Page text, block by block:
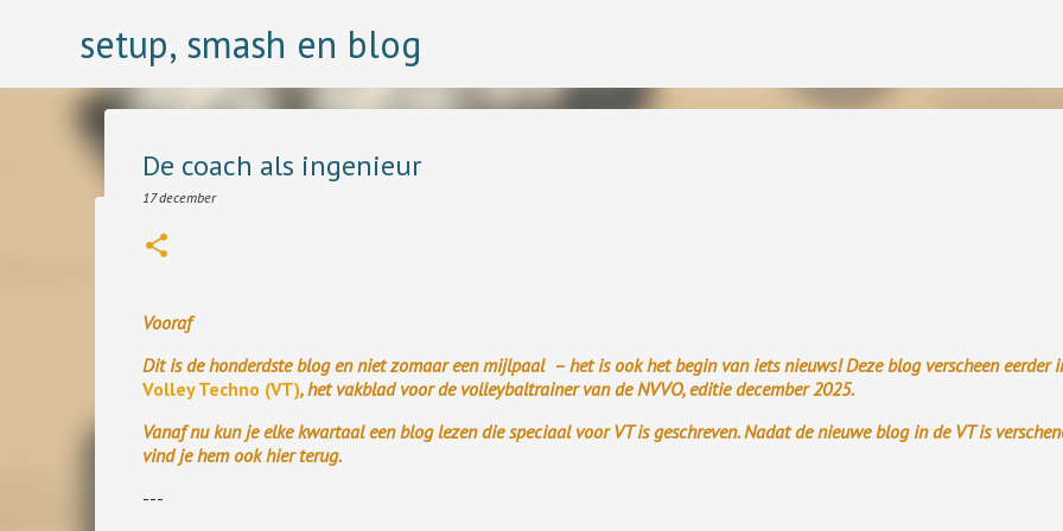
setup, smash en blog
Wij winnen, zij verliezen
Ooit bestudeerde ik psychologie en één van de mooist klinkende theorieën vond ik de fundamentele attributiefout . Dat klinkt alsof
een theorie dat scheidsrechters altijd fundamenteel de fout in gaan, maar het staat voor iets heel anders.
0
De coach als ingenieur
17 december
Vooraf
Dit is de honderdste blog en niet zomaar een mijlpaal – het is ook het begin van iets nieuws! Deze blog verscheen eerder
Volley Techno (VT), het vakblad voor de volleybaltrainer van de NVVO, editie december 2025.
Vanaf nu kun je elke kwartaal een blog lezen die speciaal voor VT is geschreven. Nadat de nieuwe blog in de VT is
vind je hem ook hier terug.
---